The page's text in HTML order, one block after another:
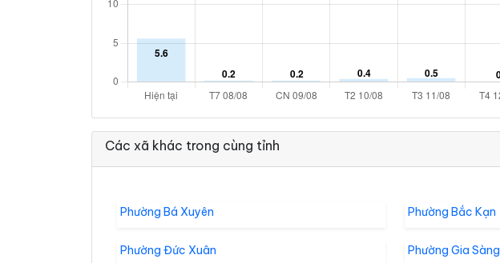
Các xã khác trong cùng tỉnh
Phường Bá Xuyên Phường Bắc Kạn
Phường Đức Xuân Phường Gia Sàng